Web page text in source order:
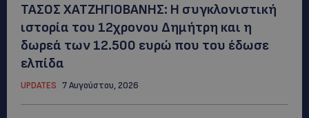
ΤΑΣΟΣ ΧΑΤΖΗΓΙΟΒΑΝΗΣ: Η συγκλονιστική
ιστορία του 12χρονου Δημήτρη και η
δωρεά των 12.500 ευρώ που του έδωσε
ελπίδα
UPDATES 7 Αυγούστου, 2026